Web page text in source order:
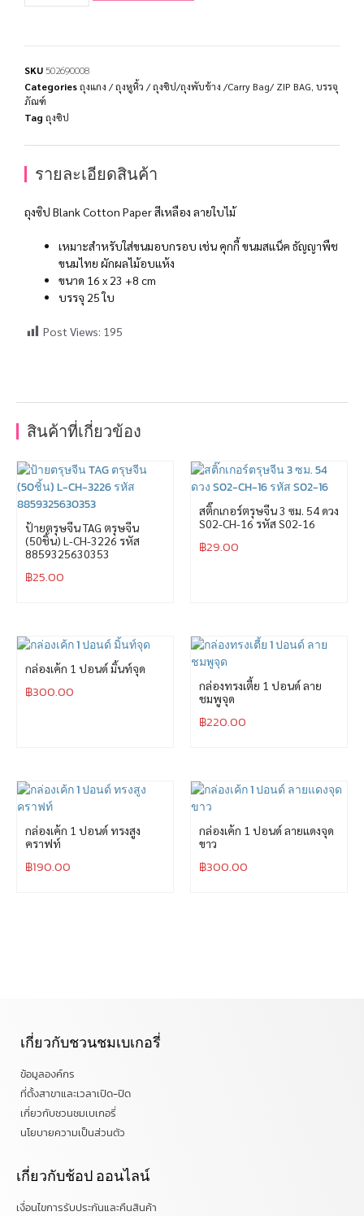
SKU502690008
Categoriesถุงแกง / ถุงหูหิ้ว / ถุงซิป/ถุงพับข้าง /Carry Bag/ ZIP BAG บรรจุ
ภัณฑ์
Tag ถุงซิป
รายละเอียดสินค้า
ถุงซิป Blank Cotton Paper สีเหลือง ลายใบไม้
เหมาะสำหรับใส่ขนมอบกรอบ เช่น คุกกี้ ขนมสแน็ค ธัญญาพืช
ขนมไทย ผักผลไม้อบแห้ง
ขนาด 16 x 23 +8 cm
บรรจุ 25 ใบ
Post Views: 195
สินค้าที่เกี่ยวข้อง
ป้ายตรุษจีน TAG ตรุษจีน
(50ชิ้น) L-CH-3226 รหัส
8859325630353
฿25.00
สติ๊กเกอร์ตรุษจีน 3 ซม. 54 ดวง
S02-CH-16 รหัส S02-16
฿29.00
กล่องเค้ก 1 ปอนด์ มิ้นท์จุด
฿300.00
กล่องทรงเตี้ย 1 ปอนด์ ลาย
ชมพูจุด
฿220.00
กล่องเค้ก 1 ปอนด์ ทรงสูง
คราฟท์
฿190.00
กล่องเค้ก 1 ปอนด์ ลายแดงจุด
ขาว
฿300.00
เกี่ยวกับชวนชมเบเกอรี่
ข้อมูลองค์กร
ที่ตั้งสาขาและเวลาเปิด-ปิด
เกี่ยวกับชวนชมเบเกอรี่
นโยบายความเป็นส่วนตัว
เกี่ยวกับช้อป ออนไลน์
เงื่อนไขการรับประกันและคืนสินค้า